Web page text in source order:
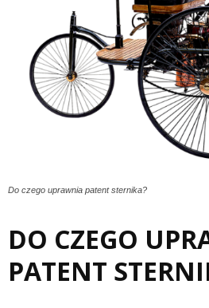
Do czego uprawnia patent sternika?
DO CZEGO
PATENT